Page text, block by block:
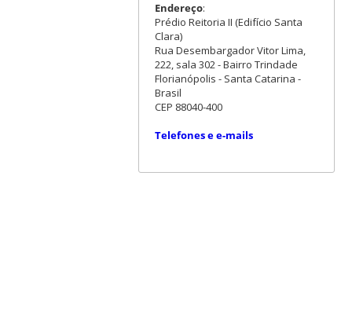
Endereço:
Prédio Reitoria II (Edifício Santa
Clara)
Rua Desembargador Vitor Lima,
222, sala 302 - Bairro Trindade
Florianópolis - Santa Catarina -
Brasil
CEP 88040-400
Telefones e e-mails